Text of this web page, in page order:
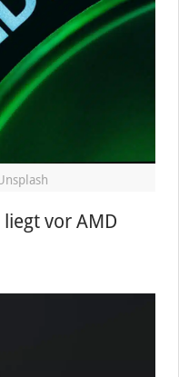
vor AMD